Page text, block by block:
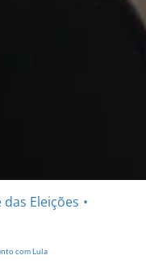
Eleições
com Lula